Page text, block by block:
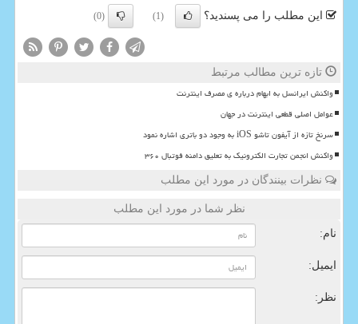
این مطلب را می پسندید؟ (1)
(0)
تازه ترین مطالب مرتبط
واکنش ایرانسل به ابهام درباره ی مصرف اینترنت
عوامل اصلی قطعی اینترنت در جهان
سرنخ تازه از آیفون تاشو iOS به وجود دو باتری اشاره نمود
واکنش انجمن تجارت الکترونیک به تعلیق دامنه فوتبال ۳۶۰
نظرات بینندگان در مورد این مطلب
نظر شما در مورد این مطلب
نام:
ایمیل:
نظر: